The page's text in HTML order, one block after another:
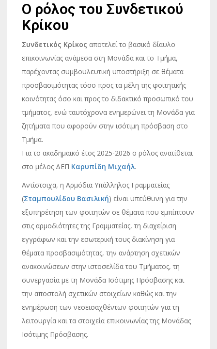
Ο ρόλος του Συνδετικού
Κρίκου
Συνδετικός Κρίκος αποτελεί το βασικό δίαυλο
επικοινωνίας ανάμεσα στη Μονάδα και το Τμήμα,
παρέχοντας συμβουλευτική υποστήριξη σε θέματα
προσβασιμότητας τόσο προς τα μέλη της φοιτητικής
κοινότητας όσο και προς το διδακτικό προσωπικό του
τμήματος, ενώ ταυτόχρονα ενημερώνει τη Μονάδα για
ζητήματα που αφορούν στην ισότιμη πρόσβαση στο
Τμήμα.
Για το ακαδημαϊκό έτος 2025-2026 ο ρόλος ανατίθεται
στο μέλος ΔΕΠ Καρυπίδη Μιχαήλ.
Αντίστοιχα, η Αρμόδια Υπάλληλος Γραμματείας
(Σταμπουλίδου Βασιλική) είναι υπεύθυνη για την
εξυπηρέτηση των φοιτητών σε θέματα που εμπίπτουν
στις αρμοδιότητες της Γραμματείας, τη διαχείριση
εγγράφων και την εσωτερική τους διακίνηση για
θέματα προσβασιμότητας, την ανάρτηση σχετικών
ανακοινώσεων στην ιστοσελίδα του Τμήματος, τη
συνεργασία με τη Μονάδα Ισότιμης Πρόσβασης και
την αποστολή σχετικών στοιχείων καθώς και την
ενημέρωση των νεοεισαχθέντων φοιτητών για τη
λειτουργία και τα στοιχεία επικοινωνίας της Μονάδας
Ισότιμης Πρόσβασης.